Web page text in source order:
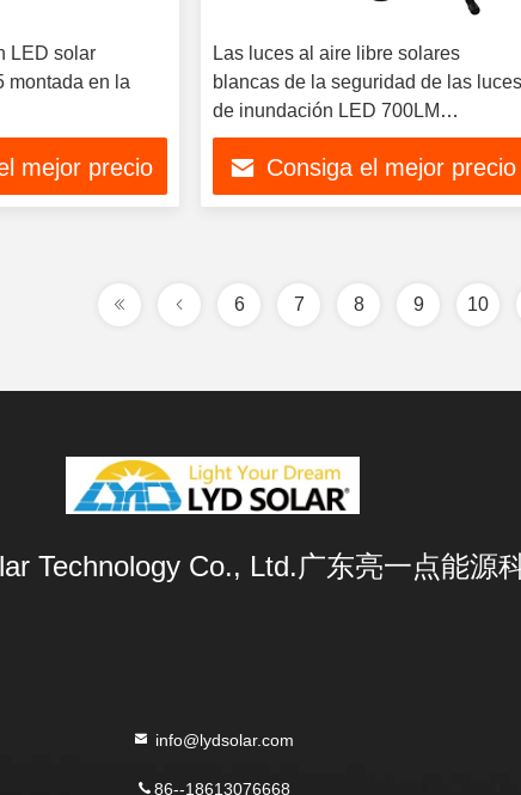
LED solar
montada en la
mejor precio
Las luces al aire libre solares
blancas de la seguridad de las luces
de inundación LED 700LM
impermeabilizan IP44 para la yarda
del jardínConsiga el mejor precio
6 7 8 9 10
Technology Co., Ltd.广东亮一点能源
info@lydsolar.com
86--18613076668